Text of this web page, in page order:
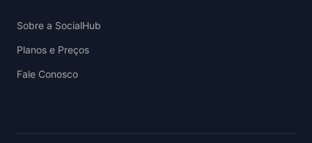
Sobre a SocialHub
Planos e Preços
Fale Conosco